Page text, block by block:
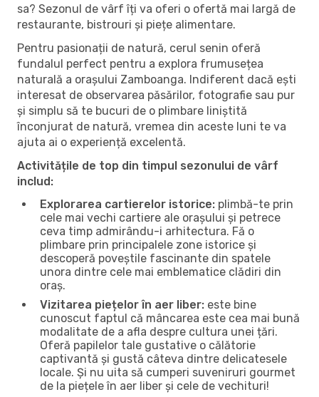
sa? Sezonul de vârf îți va oferi o ofertă mai largă de
restaurante, bistrouri și piețe alimentare.
Pentru pasionații de natură, cerul senin oferă
fundalul perfect pentru a explora frumusețea
naturală a orașului Zamboanga. Indiferent dacă ești
interesat de observarea păsărilor, fotografie sau pur
și simplu să te bucuri de o plimbare liniștită
înconjurat de natură, vremea din aceste luni te va
ajuta ai o experiență excelentă.
Activitățile de top din timpul sezonului de vârf
includ:
Explorarea cartierelor istorice: plimbă-te prin
cele mai vechi cartiere ale orașului și petrece
ceva timp admirându-i arhitectura. Fă o
plimbare prin principalele zone istorice și
descoperă poveștile fascinante din spatele
unora dintre cele mai emblematice clădiri din
oraș.
Vizitarea piețelor în aer liber: este bine
cunoscut faptul că mâncarea este cea mai bună
modalitate de a afla despre cultura unei țări.
Oferă papilelor tale gustative o călătorie
captivantă și gustă câteva dintre delicatesele
locale. Și nu uita să cumperi suveniruri gourmet
de la piețele în aer liber și cele de vechituri!